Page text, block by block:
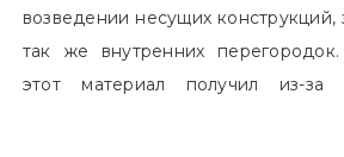
возведении несущих конструкций,
так же внутренних
этот материал получил из-за